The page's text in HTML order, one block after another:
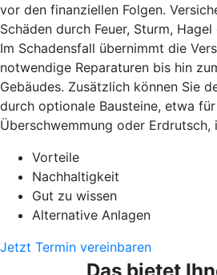
vor den finanziellen Folgen.
Schäden durch Feuer, Sturm,
Im Schadensfall übernimmt die
notwendige Reparaturen bis hin
Gebäudes. Zusätzlich können Sie
durch optionale Bausteine, etwa
Überschwemmung oder
Vorteile
Nachhaltigkeit
Gut zu wissen
Alternative Anlagen
Jetzt Termin vereinbaren